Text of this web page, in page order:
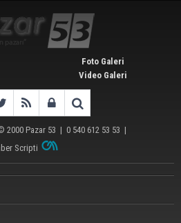
Foto Galeri
Video Galeri
2000 Pazar 53 | 0 540 612 53 53 |
Scripti